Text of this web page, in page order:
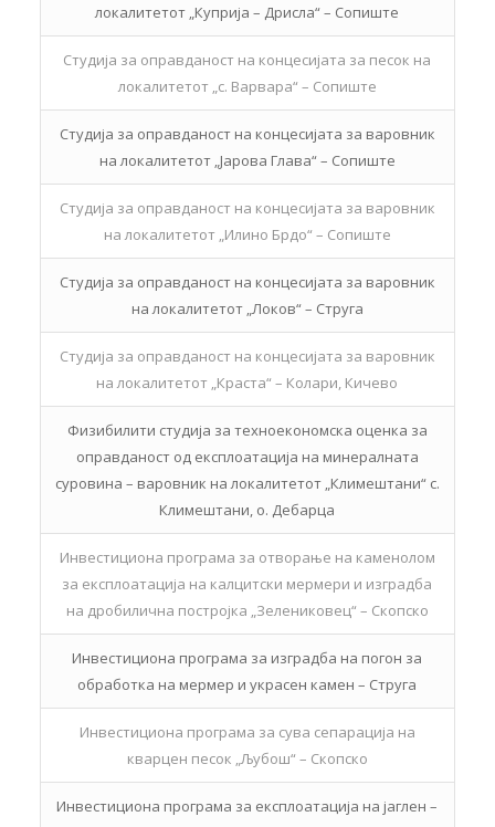
локалитетот „Куприја – Дрисла“ – Сопиште
Студија за оправданост на концесијата за песок на
локалитетот „с. Варвара“ – Сопиште
Студија за оправданост на концесијата за варовник
на локалитетот „Јарова Глава“ – Сопиште
Студија за оправданост на концесијата за варовник
на локалитетот „Илино Брдо“ – Сопиште
Студија за оправданост на концесијата за варовник
на локалитетот „Локов“ – Струга
Студија за оправданост на концесијата за варовник
на локалитетот „Краста“ – Колари, Кичево
Физибилити студија за техноекономска оценка за
оправданост од експлоатација на минералната
суровина – варовник на локалитетот „Климештани“ с.
Климештани, о. Дебарца
Инвестициона програма за отворање на каменолом
за експлоатација на калцитски мермери и изградба
на дробилична постројка „Зелениковец“ – Скопско
Инвестициона програма за изградба на погон за
обработка на мермер и украсен камен – Струга
Инвестициона програма за сува сепарација на
кварцен песок „Љубош“ – Скопско
Инвестициона програма за експлоатација на јаглен –